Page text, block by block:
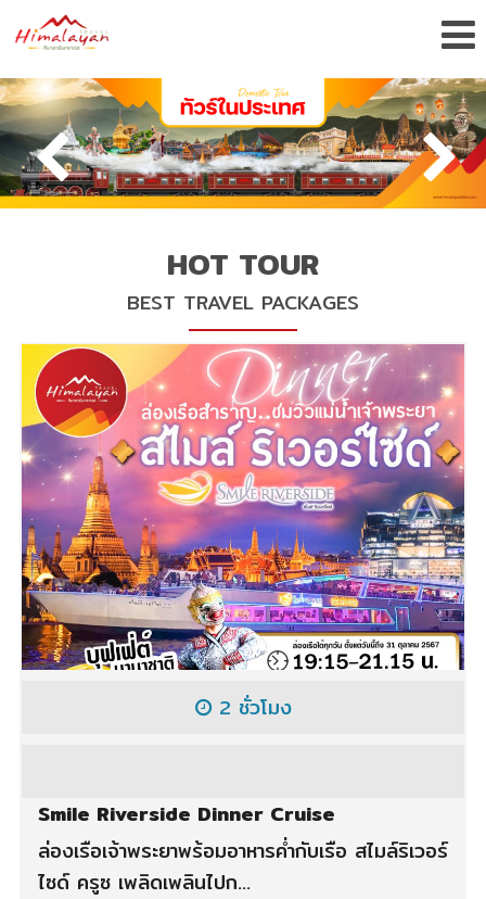
HOT TOUR
BEST TRAVEL PACKAGES
2 ชั่วโมง
Smile Riverside Dinner Cruise
ล่องเรือเจ้าพระยาพร้อมอาหารค่ำกับเรือ สไมล์ริเวอร์
ไซด์ ครูซ เพลิดเพลินไปก...